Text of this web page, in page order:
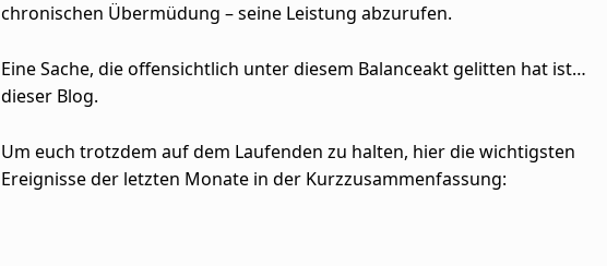
chronischen Übermüdung – seine Leistung abzurufen.
Eine Sache, die offensichtlich unter diesem Balanceakt gelitten hat ist…
dieser Blog.
Um euch trotzdem auf dem Laufenden zu halten, hier die wichtigsten
Ereignisse der letzten Monate in der Kurzzusammenfassung: